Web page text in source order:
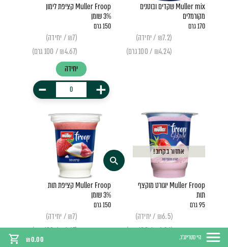
Muller mix שקדים ובוטנים
מקורמלים
170 גרם
(₪7.2 / יחידה)
(₪4.24 / 100 גרם)
Muller Froop קציפת לימון
3% שומן
150 גרם
(₪7 / יחידה)
(₪4.67 / 100 גרם)
יחידה
+
-
אחזור בקרוב!
Muller Froop יוגורט מוקצף
תות
95 גרם
(₪6.5 / יחידה)
(₪6.84 / 100 גרם)
Muller Froop קציפת תות
3% שומן
150 גרם
(₪7 / יחידה)
(₪4.67 / 100 גרם)
היי סטריינג'ר, ₪0.00